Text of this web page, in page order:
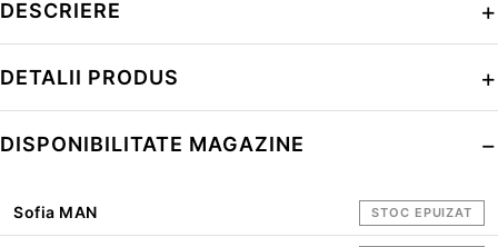
DESCRIERE
DETALII PRODUS
DISPONIBILITATE MAGAZINE
Sofia MAN STOC EPUIZAT